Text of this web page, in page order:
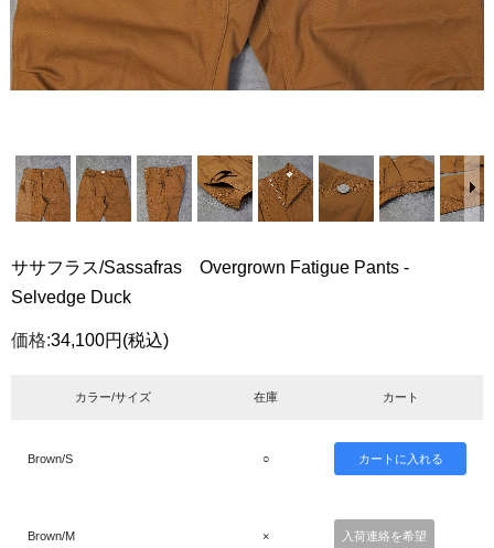
ササフラス/Sassafras Overgrown Fatigue Pants -
Selvedge Duck
価格:34,100円 (税込)
カラー/サイズ 在庫 カート
Brown/S ○
Brown/M × 入荷連絡を希望